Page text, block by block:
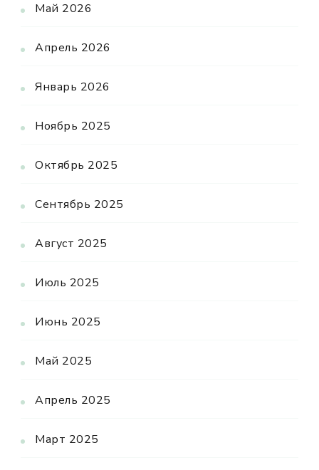
Май 2026
Апрель 2026
Январь 2026
Ноябрь 2025
Октябрь 2025
Сентябрь 2025
Август 2025
Июль 2025
Июнь 2025
Май 2025
Апрель 2025
Март 2025